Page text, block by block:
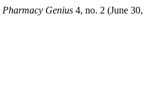
Pharmacy Genius 4, no. 2 (June 30,